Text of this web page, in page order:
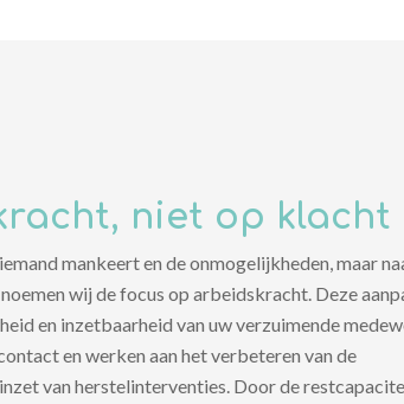
niet op klacht
mankeert en de onmogelijkheden, maar
wij de focus op arbeidskracht. Deze
en inzetbaarheid van uw verzuimende
en werken aan het verbeteren van de
van herstelinterventies. Door de